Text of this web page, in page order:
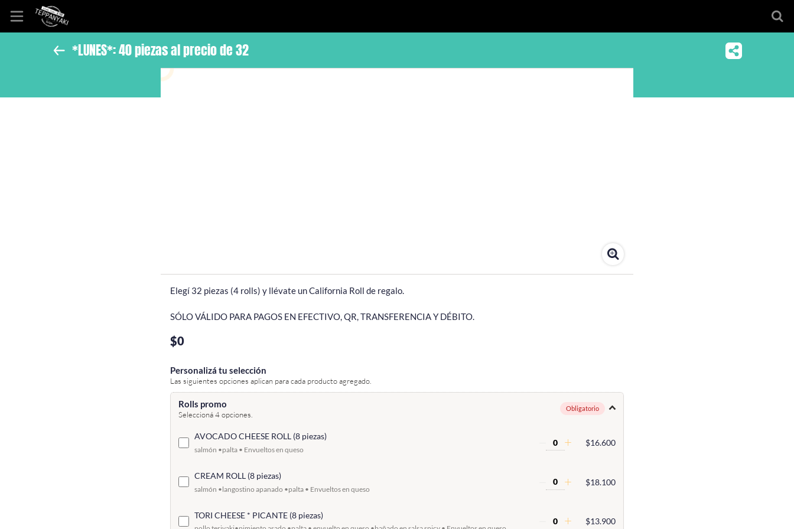
*LUNES*: 40 piezas al precio de 32
Elegí 32 piezas (4 rolls) y llévate un California Roll de regalo.
SÓLO VÁLIDO PARA PAGOS EN EFECTIVO, QR, TRANSFERENCIA Y DÉBITO.
$0
Personalizá tu selección
Las siguientes opciones aplican para cada producto agregado.
Rolls promo
Seleccioná 4 opciones.
Obligatorio
AVOCADO CHEESE ROLL (8 piezas)
salmón •palta • Envueltos en queso
$16.600
CREAM ROLL (8 piezas)
salmón •langostino apanado •palta • Envueltos en queso
$18.100
TORI CHEESE * PICANTE (8 piezas)
$13.900